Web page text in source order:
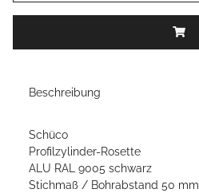
Beschreibung
Schüco
Profilzylinder-Rosette
ALU RAL 9005 schwarz
Stichmaß / Bohrabstand 50 mm